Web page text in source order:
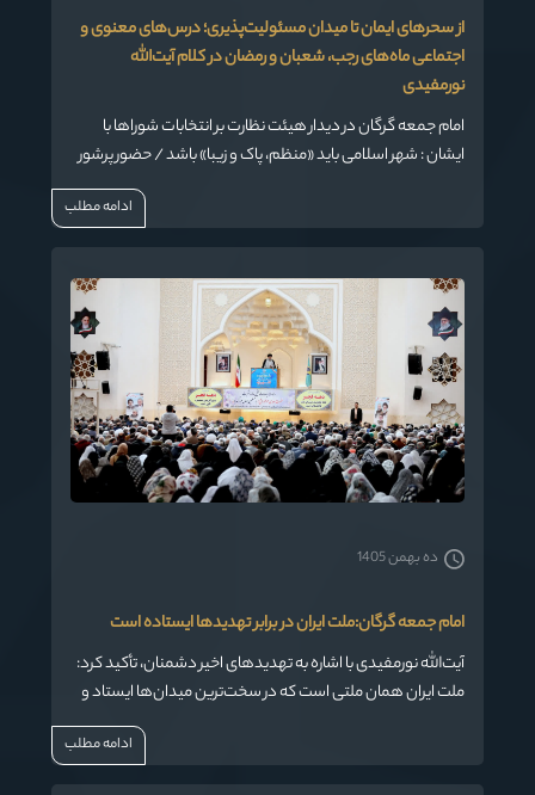
از سحرهای ایمان تا میدان مسئولیت‌پذیری؛ درس‌های معنوی و
اجتماعی ماه‌های رجب، شعبان و رمضان در کلام آیت‌الله
نورمفیدی
امام جمعه گرگان در دیدار هیئت نظارت بر انتخابات شوراها با
ایشان : شهر اسلامی باید «منظم، پاک و زیبا» باشد / حضور پرشور
مردم در انتخابات، پاسخ محکمی به ادعاهای نادرست دشمنان
است / هشدار درباره خطر ثروت‌اندوزان غیرمتخصص در عرصه
ادامه مطلب
امام جمعه گرگان:ملت ایران در برابر تهدیدها ایستاده است
️آیت‌الله نورمفیدی با اشاره به تهدیدهای اخیر دشمنان، تأکید کرد:
ملت ایران همان ملتی است که در سخت‌ترین میدان‌ها ایستاد و
امروز نیز در برابر فشارها و تهدیدها عقب‌نشینی نخواهد کرد.
ده بهمن 1405
ادامه مطلب